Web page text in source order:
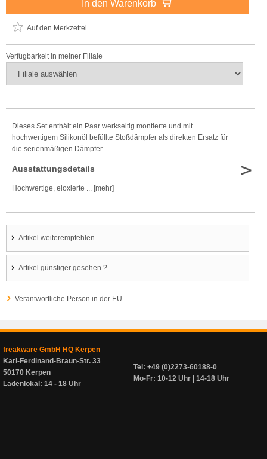
In den Warenkorb
Auf den Merkzettel
Verfügbarkeit in meiner Filiale
Dieses Set enthält ein Paar werkseitig montierte und mit
hochwertigem Silikonöl befüllte Stoßdämpfer als direkten Ersatz für
die serienmäßigen Dämpfer.
Ausstattungsdetails
Hochwertige, eloxierte ... [mehr]
>
Artikel weiterempfehlen
Artikel günstiger gesehen ?
Verantwortliche Person in der EU
freakware GmbH HQ Kerpen
Karl-Ferdinand-Braun-Str. 33
50170 Kerpen
Ladenlokal: 14 - 18 Uhr
Tel: +49 (0)2273-60188-0
Mo-Fr: 10-12 Uhr | 14-18 Uhr